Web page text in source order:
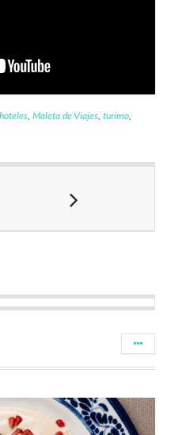
hoteles Maleta de Viajes ,turimo